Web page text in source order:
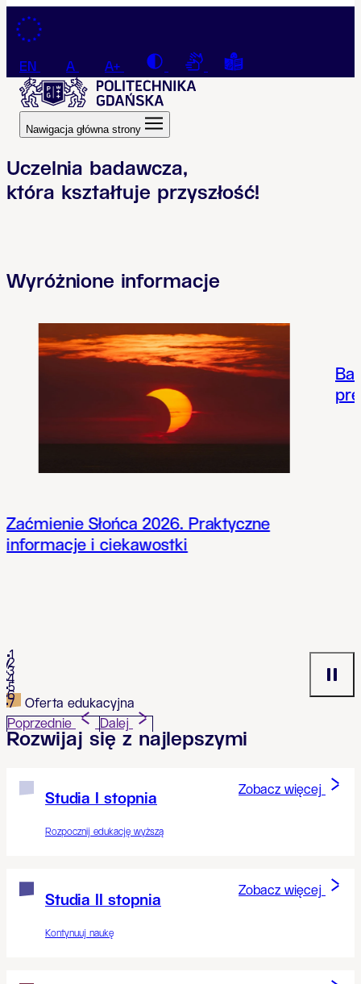
Przejdź do treści
EN A A+ Contrast Connection with a sign
Tekst łatwy do
Nawigacja główna strony
Uczelnia badawcza,
która kształtuje przyszłość!
Wyróżnione informacje
Zaćmienie Słońca 2026. Praktyczne
informacje i ciekawostki
1
2
3
4
5
6
7
Poprzednie
Dalej
Oferta edukacyjna
Rozwijaj się z najlepszymi
Studia I stopnia
Rozpocznij edukację wyższą
Zobacz więcej
Studia II stopnia
Kontynuuj naukę
Zobacz więcej